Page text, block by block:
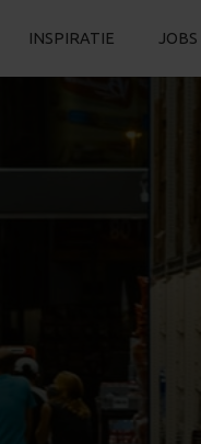
INSPIRATIE JOBS